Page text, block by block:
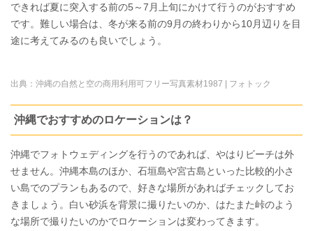
できれば夏に突入する前の5～7月上旬にかけて行うのがおすすめ
です。難しい場合は、冬が来る前の9月の終わりから10月辺りを目
途に考えてみるのも良いでしょう。
出典： 沖縄の自然と空の商用利用可フリー写真素材1987 | フォトック
沖縄でおすすめのロケーションは？
沖縄でフォトウェディングを行うのであれば、やはりビーチは外
せません。沖縄本島のほか、石垣島や宮古島といった比較的小さ
い島でのプランもあるので、好きな場所があればチェックしてお
きましょう。白い砂浜を背景に撮りたいのか、はたまた峠のよう
な場所で撮りたいのかでロケーションは変わってきます。